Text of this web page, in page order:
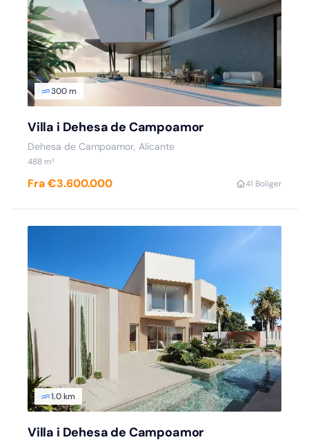
300 m
Villa i Dehesa de Campoamor
Dehesa de Campoamor, Alicante
488 m²
Fra €3.600.000 41 Boliger
1.0 km
Villa i Dehesa de Campoamor